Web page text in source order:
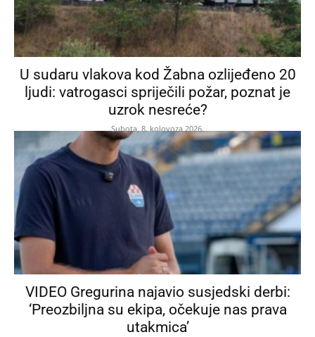
U sudaru vlakova kod Žabna ozlijeđeno 20
ljudi: vatrogasci spriječili požar, poznat je
uzrok nesreće?
Subota, 8. kolovoza 2026.
VIDEO Gregurina najavio susjedski derbi:
‘Preozbiljna su ekipa, očekuje nas prava
utakmica’